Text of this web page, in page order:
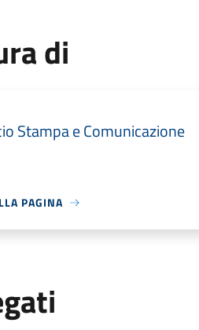
di
Stampa e Comunicazione
PAGINA